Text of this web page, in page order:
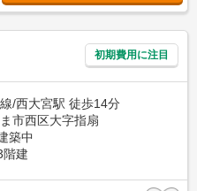
初期費用に注目
/西大宮駅 徒歩14分
市西区大字指扇
築中
階建